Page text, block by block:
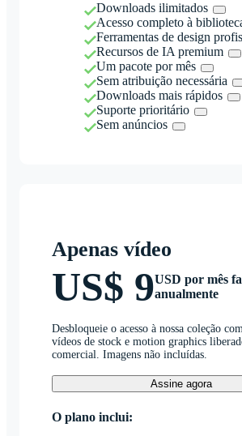
Downloads ilimitados
Acesso completo à
Ferramentas de design
Recursos de IA premium
Um pacote por mês
Sem atribuição necessária
Downloads mais rápidos
Suporte prioritário
Sem anúncios
Apenas vídeo
US$ 9USD por mês
anualmente
Desbloqueie o acesso à nossa coleção
vídeos de stock e motion graphics
comercial. Imagens não incluídas.
Assine agora
O plano inclui: